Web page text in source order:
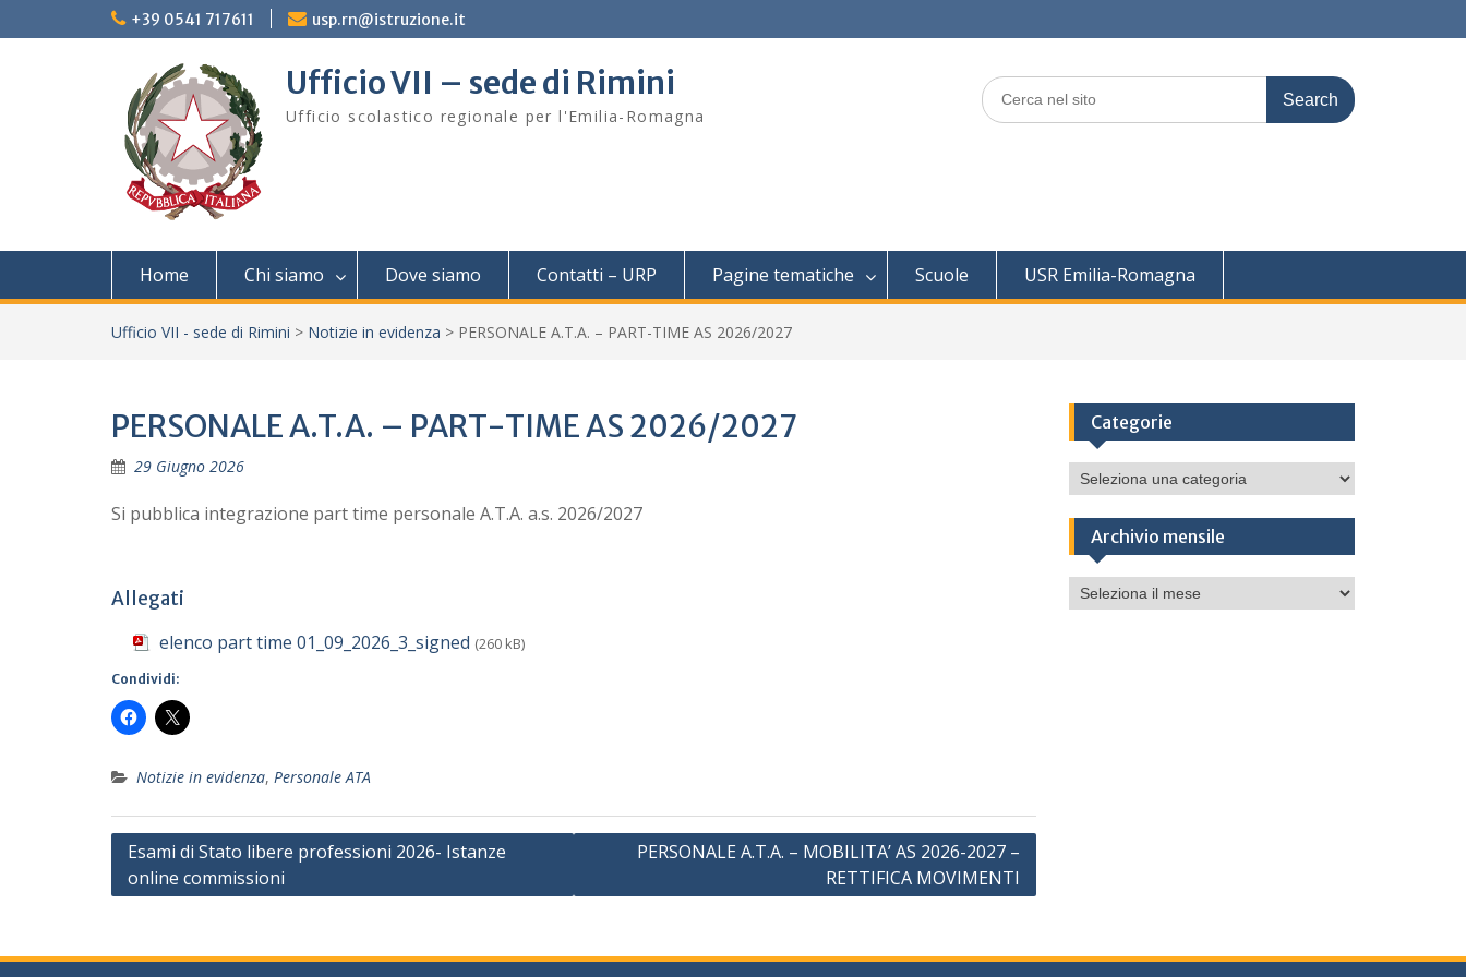
to
+39 0541 717611 usp.rn@istruzione.it
Ufficio VII – sede di Rimini
Ufficio scolastico regionale per l'Emilia-Romagna
Search
for:
Home Chi siamo Dove siamo Contatti – URP Pagine tematiche Scuole USR Emilia-Romagna
Ufficio VII - sede di Rimini > Notizie in evidenza > PERSONALE A.T.A. – PART-TIME AS 2026/2027
PERSONALE A.T.A. – PART-TIME AS 2026/2027
29 Giugno 2026
Si pubblica integrazione part time personale A.T.A. a.s. 2026/2027
Allegati
elenco part time 01_09_2026_3_signed (260 kB)
Condividi:
Notizie in evidenza, Personale ATA
Navigazione
articoli
Esami di Stato libere professioni 2026- Istanze
online commissioni
PERSONALE A.T.A. – MOBILITA’ AS 2026-2027 –
RETTIFICA MOVIMENTI
Categorie
Categorie
Archivio mensile
Archivio
mensile